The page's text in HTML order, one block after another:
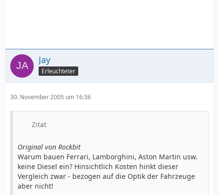
Jay
Erleuchteter
30. November 2005 um 16:36
Zitat
Original von Rockbit
Warum bauen Ferrari, Lamborghini, Aston Martin usw.
keine Diesel ein? Hinsichtlich Kosten hinkt dieser
Vergleich zwar - bezogen auf die Optik der Fahrzeuge
aber nicht!